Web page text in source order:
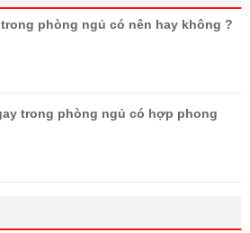
phòng ngủ có nên hay không ?
trong phòng ngủ có hợp phong